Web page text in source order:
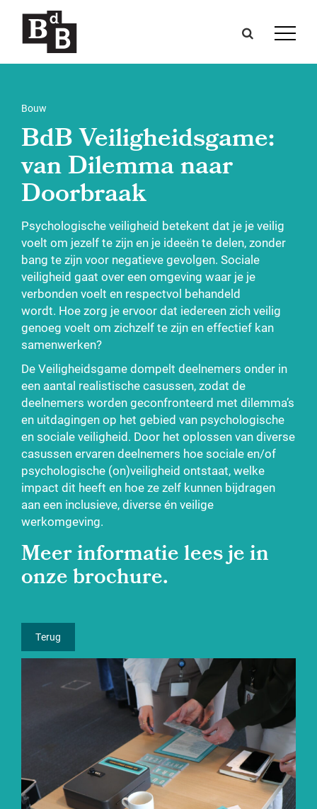
Bouw
BdB Veiligheidsgame:
van Dilemma naar
Doorbraak
Psychologische veiligheid betekent dat je je veilig
voelt om jezelf te zijn en je ideeën te delen, zonder
bang te zijn voor negatieve gevolgen. Sociale
veiligheid gaat over een omgeving waar je je
verbonden voelt en respectvol behandeld
wordt. Hoe zorg je ervoor dat iedereen zich veilig
genoeg voelt om zichzelf te zijn en effectief kan
samenwerken?
De Veiligheidsgame dompelt deelnemers onder in
een aantal realistische casussen, zodat de
deelnemers worden geconfronteerd met dilemma’s
en uitdagingen op het gebied van psychologische
ensociale veiligheid. Door het oplossen van diverse
casussen ervaren deelnemers hoesociale en/of
psychologische (on)veiligheid ontstaat, welke
impact dit heeft en hoe ze zelf kunnen bijdragen
aan een inclusieve, diverseén veilige
werkomgeving.
Meer informatie lees je in
onze brochure.
Terug